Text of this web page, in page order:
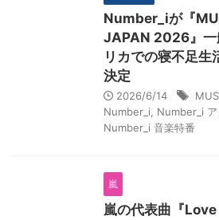
Number_iが『
JAPAN 2026』一
リカでの寝不足
決定
2026/6/14
Number_i
Number_i
Number_i 音楽特番
嵐
嵐の代表曲『